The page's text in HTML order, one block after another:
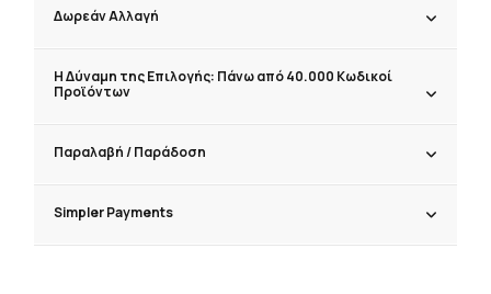
Δωρεάν Αλλαγή
Η Δύναμη της Επιλογής: Πάνω από 40.000 Κωδικοί
Προϊόντων
Παραλαβή / Παράδoση
Simpler Payments